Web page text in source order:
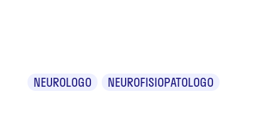
NEUROLOGO NEUROFISIOPATOLOGO